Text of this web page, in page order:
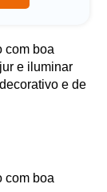
com boa
e iluminar
e de
com boa